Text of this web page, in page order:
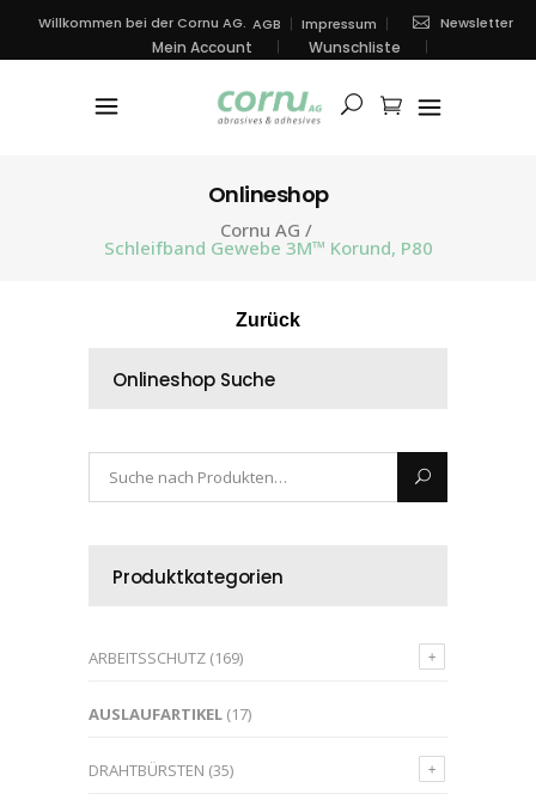
Willkommen bei der Cornu AG. AGB Impressum Newsletter
Mein Account Wunschliste
Onlineshop
Cornu AG /
Schleifband Gewebe 3M™ Korund, P80
Zurück
Onlineshop Suche
Produktkategorien
ARBEITSSCHUTZ (169)
AUSLAUFARTIKEL (17)
DRAHTBÜRSTEN (35)